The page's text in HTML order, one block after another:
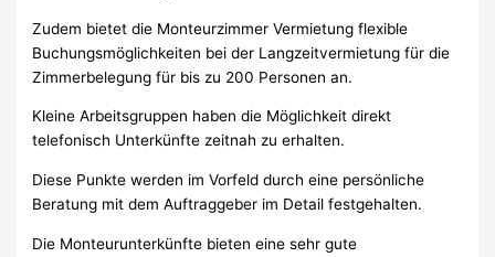
Zudem bietet die Monteurzimmer Vermietung flexible
Buchungsmöglichkeiten bei der Langzeitvermietung für die
Zimmerbelegung für bis zu 200 Personen an.
Kleine Arbeitsgruppen haben die Möglichkeit direkt
telefonisch Unterkünfte zeitnah zu erhalten.
Diese Punkte werden im Vorfeld durch eine persönliche
Beratung mit dem Auftraggeber im Detail festgehalten.
Die Monteurunterkünfte bieten eine sehr gute